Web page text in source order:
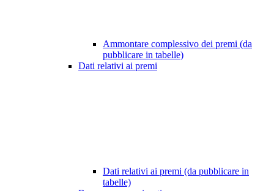
Ammontare complessivo dei premi (da
pubblicare in tabelle)
Dati relativi ai premi
Dati relativi ai premi (da pubblicare in
tabelle)